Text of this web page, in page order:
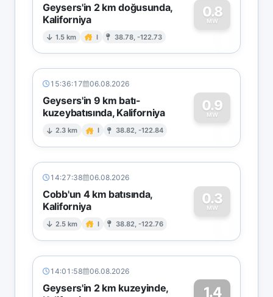
Geysers'in 2 km doğusunda,
Kaliforniya
1.5 km I 38.78, -122.73
0.8
MW
0
15:36:17 06.08.2026
Geysers'in 9 km batı-
kuzeybatısında, Kaliforniya
2.3 km I 38.82, -122.84
0.9
MW
0
14:27:38 06.08.2026
Cobb'un 4 km batısında,
Kaliforniya
2.5 km I 38.82, -122.76
0.3
MW
0
14:01:58 06.08.2026
Geysers'in 2 km kuzeyinde,
1.4